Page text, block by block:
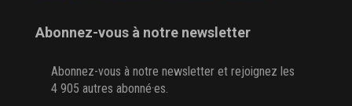
Abonnez-vous à notre newsletter
Abonnez-vous à notre newsletter et rejoignez les
4 905 autres abonné·es.